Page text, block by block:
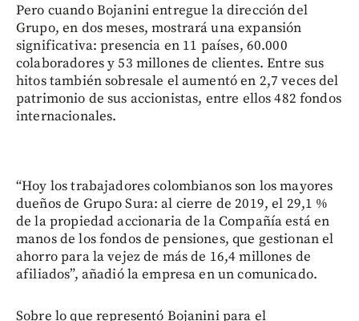
Pero cuando Bojanini entregue la dirección del
Grupo, en dos meses, mostrará una expansión
significativa: presencia en 11 países, 60.000
colaboradores y 53 millones de clientes. Entre sus
hitos también sobresale el aumentó en 2,7 veces del
patrimonio de sus accionistas, entre ellos 482 fondos
internacionales.
“Hoy los trabajadores colombianos son los mayores
dueños de Grupo Sura: al cierre de 2019, el 29,1 %
de la propiedad accionaria de la Compañía está en
manos de los fondos de pensiones, que gestionan el
ahorro para la vejez de más de 16,4 millones de
afiliados”, añadió la empresa en un comunicado.
Sobre lo que representó Bojanini para el